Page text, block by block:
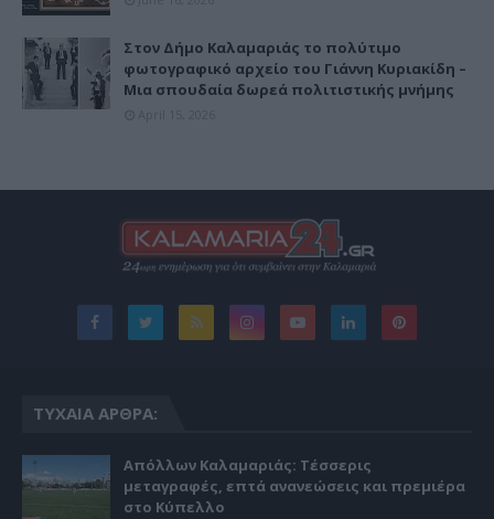
Στον Δήμο Καλαμαριάς το πολύτιμο
φωτογραφικό αρχείο του Γιάννη Κυριακίδη –
Μια σπουδαία δωρεά πολιτιστικής μνήμης
ΤΥΧΑΊΑ ΆΡΘΡΑ:
Απόλλων Καλαμαριάς: Τέσσερις
μεταγραφές, επτά ανανεώσεις και πρεμιέρα
στο Κύπελλο